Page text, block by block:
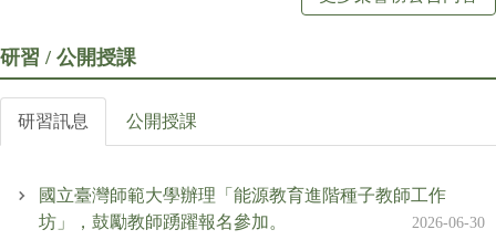
研習 / 公開授課
研習訊息 公開授課
國立臺灣師範大學辦理「能源教育進階種子教師工作
坊」，鼓勵教師踴躍報名參加。
2026-06-30